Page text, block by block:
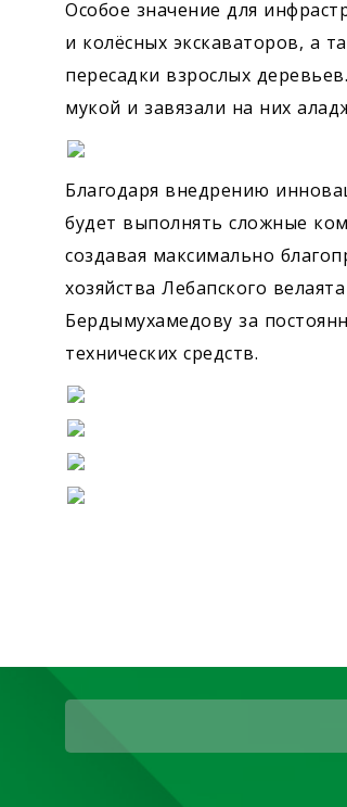
Особое значение для
и колёсных экскаваторов, а
пересадки взрослых
мукой и завязали на них
Благодаря внедрению
будет выполнять сложные
создавая максимально
хозяйства Лебапского
Бердымухамедову за
технических средств.